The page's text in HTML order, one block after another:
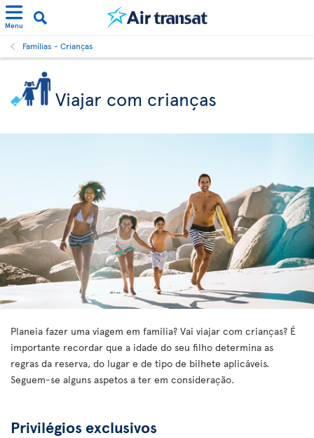
Menu
Famílias - Crianças
Viajar com crianças
Planeia fazer uma viagem em família? Vai viajar com crianças? É
importante recordar que a idade do seu filho determina as
regras da reserva, do lugar e de tipo de bilhete aplicáveis.
Seguem-se alguns aspetos a ter em consideração.
Privilégios exclusivos